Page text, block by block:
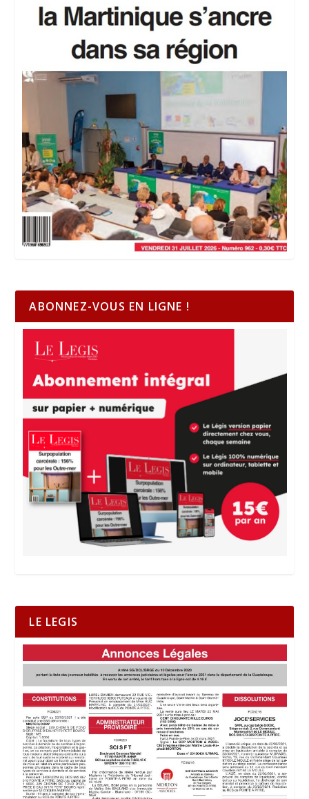
ABONNEZ-VOUS EN LIGNE !
LE LEGIS